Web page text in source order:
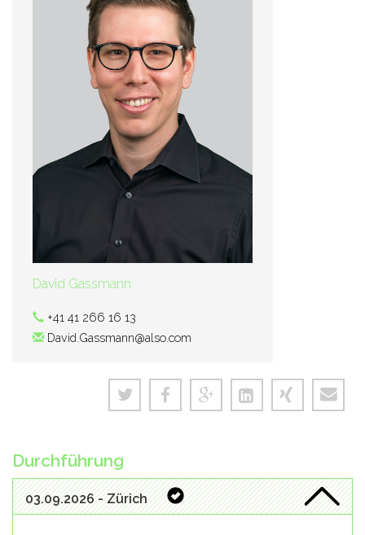
David Gassmann
+41 41 266 16 13
David.Gassmann@also.com
Durchführung
03.09.2026 - Zürich